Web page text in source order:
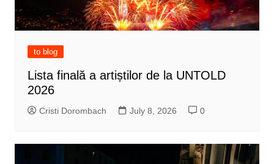
to blog
Lista finală a artiștilor de la UNTOLD
2026
Cristi Dorombach July 8, 2026 0